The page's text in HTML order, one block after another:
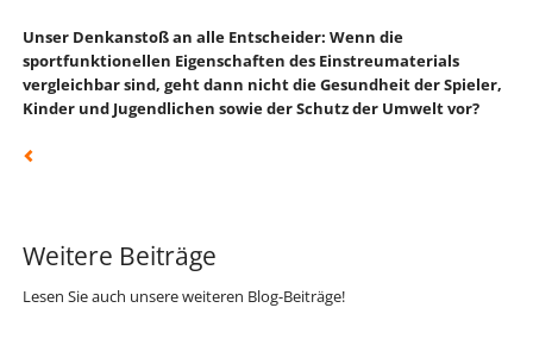
Unser Denkanstoß an alle Entscheider: Wenn die
sportfunktionellen Eigenschaften des Einstreumaterials
vergleichbar sind, geht dann nicht die Gesundheit der Spieler,
Kinder und Jugendlichen sowie der Schutz der Umwelt vor?
Weitere Beiträge
Lesen Sie auch unsere weiteren Blog-Beiträge!